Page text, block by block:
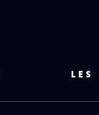
LES